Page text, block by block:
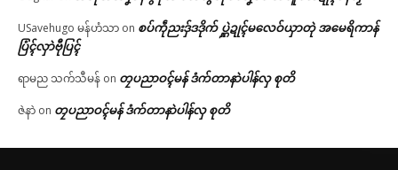
USavehugo မန်ဟံသာ on စပ်ကဵုညးဒှ်ဒဒိုက် ပ္ဋဲဍုၚ်မလေဝ်ယှာတုဲ အမေရိကာန်
ပြံၚ်လှာဲဗီုပြၚ်
ရာမည သက်သီမန် on တၠပညာဝၚ်မန် ဒံက်တာနာဲပါန်လှ စုတိ
ဇဲနာဲ on တၠပညာဝၚ်မန် ဒံက်တာနာဲပါန်လှ စုတိ